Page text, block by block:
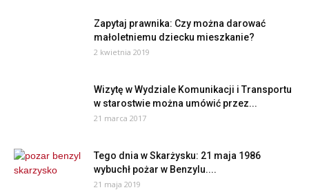
Zapytaj prawnika: Czy można darować
małoletniemu dziecku mieszkanie?
2 kwietnia 2019
Wizytę w Wydziale Komunikacji i Transportu
w starostwie można umówić przez...
21 marca 2017
Tego dnia w Skarżysku: 21 maja 1986
wybuchł pożar w Benzylu....
21 maja 2019